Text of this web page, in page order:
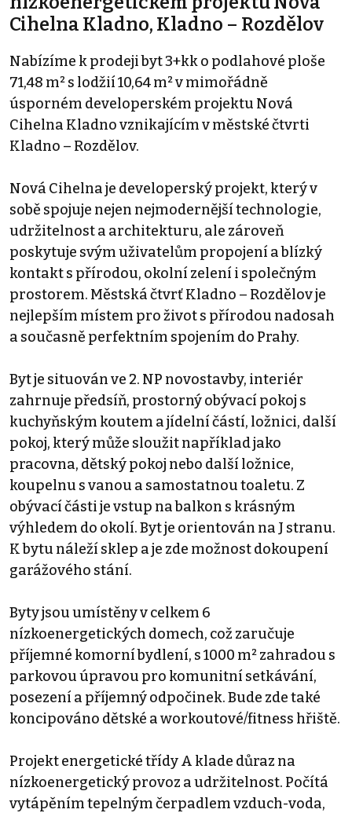
Cihelna Kladno, Kladno – Rozdělov
Nabízíme k prodeji byt 3+kk o podlahové ploše
71,48 m² s lodžií 10,64 m² v mimořádně
úsporném developerském projektu Nová
Cihelna Kladno vznikajícím v městské čtvrti
Kladno – Rozdělov.
Nová Cihelna je developerský projekt, který v
sobě spojuje nejen nejmodernější technologie,
udržitelnost a architekturu, ale zároveň
poskytuje svým uživatelům propojení a blízký
kontakt s přírodou, okolní zelení i společným
prostorem. Městská čtvrť Kladno – Rozdělov je
nejlepším místem pro život s přírodou nadosah
a současně perfektním spojením do Prahy.
Byt je situován ve 2. NP novostavby, interiér
zahrnuje předsíň, prostorný obývací pokoj s
kuchyňským koutem a jídelní částí, ložnici, další
pokoj, který může sloužit například jako
pracovna, dětský pokoj nebo další ložnice,
koupelnu s vanou a samostatnou toaletu. Z
obývací části je vstup na balkon s krásným
výhledem do okolí. Byt je orientován na J stranu.
K bytu náleží sklep a je zde možnost dokoupení
garážového stání.
Byty jsou umístěny v celkem 6
nízkoenergetických domech, což zaručuje
příjemné komorní bydlení, s 1000 m² zahradou s
parkovou úpravou pro komunitní setkávání,
posezení a příjemný odpočinek. Bude zde také
koncipováno dětské a workoutové/fitness hřiště.
Projekt energetické třídy A klade důraz na
nízkoenergetický provoz a udržitelnost. Počítá
vytápěním tepelným čerpadlem vzduch-voda,